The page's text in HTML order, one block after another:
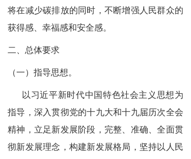
将在减少碳排放的同时，不断增强人民群众的
获得感、幸福感和安全感。
二、总体要求
（一）指导思想。
以习近平新时代中国特色社会主义思想为
指导，深入贯彻党的十九大和十九届历次全会
精神，立足新发展阶段，完整、准确、全面贯
彻新发展理念，构建新发展格局，坚持以人民